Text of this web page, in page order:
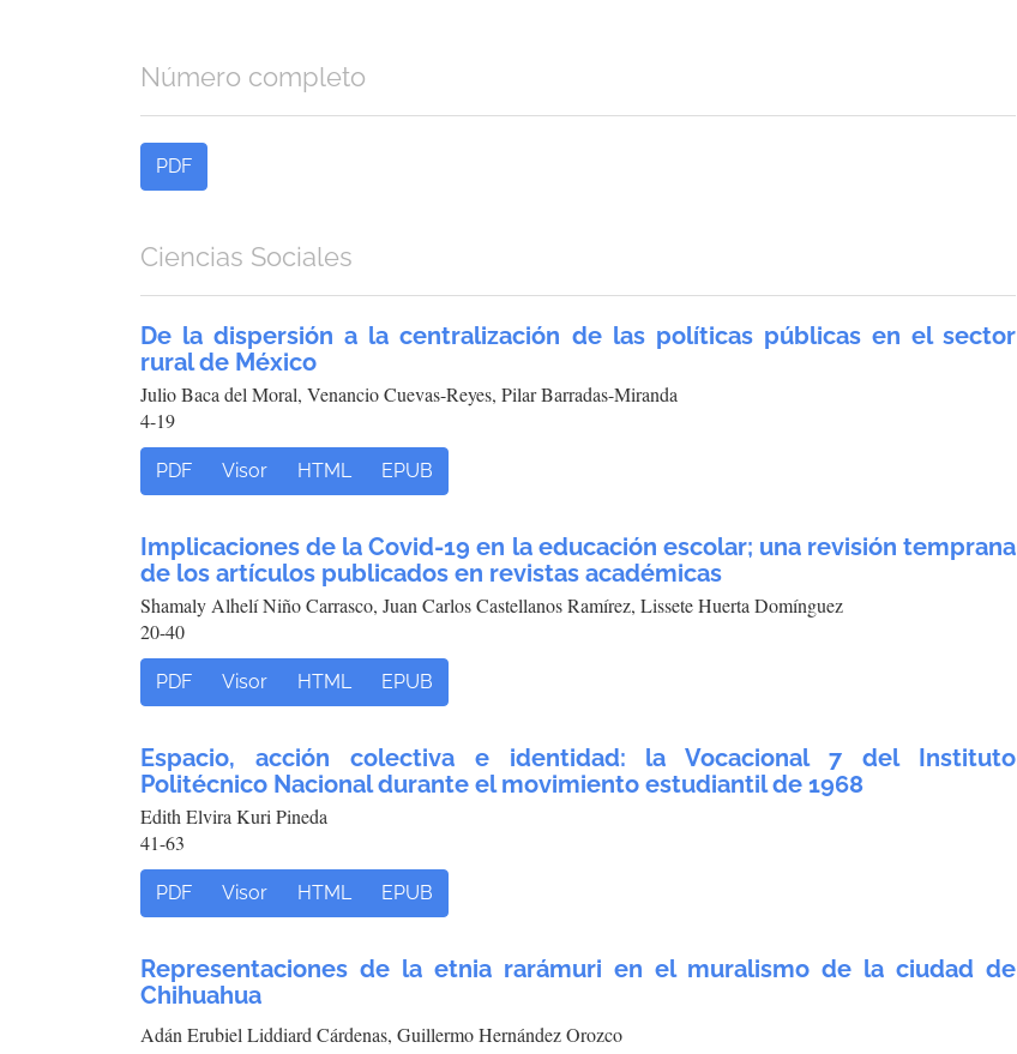
Número completo
PDF
Ciencias Sociales
De la dispersión a la centralización de las políticas públicas en el sector
rural de México
Julio Baca del Moral, Venancio Cuevas-Reyes, Pilar Barradas-Miranda
4-19
PDF Visor HTML EPUB
Implicaciones de la Covid-19 en la educación escolar; una revisión temprana
de los artículos publicados en revistas académicas
Shamaly Alhelí Niño Carrasco, Juan Carlos Castellanos Ramírez, Lissete Huerta Domínguez
20-40
PDF Visor HTML EPUB
Espacio, acción colectiva e identidad: la Vocacional 7 del Instituto
Politécnico Nacional durante el movimiento estudiantil de 1968
Edith Elvira Kuri Pineda
41-63
PDF Visor HTML EPUB
Representaciones de la etnia rarámuri en el muralismo de la ciudad de
Chihuahua
Adán Erubiel Liddiard Cárdenas, Guillermo Hernández Orozco